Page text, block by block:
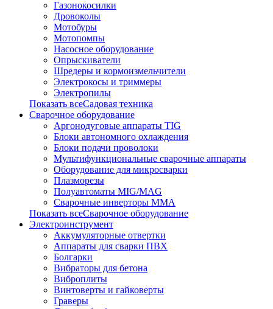
Газонокосилки
Дровоколы
Мотобуры
Мотопомпы
Насосное оборудование
Опрыскиватели
Шредеры и кормоизмельчители
Электрокосы и триммеры
Электропилы
Показать всеСадовая техника
Сварочное оборудование
Аргонодуговые аппараты TIG
Блоки автономного охлаждения
Блоки подачи проволоки
Мультифункциональные сварочные аппараты
Оборудование для микросварки
Плазморезы
Полуавтоматы MIG/MAG
Сварочные инверторы ММА
Показать всеСварочное оборудование
Электроинструмент
Аккумуляторные отвертки
Аппараты для сварки ПВХ
Болгарки
Вибраторы для бетона
Виброплиты
Винтоверты и гайковерты
Граверы